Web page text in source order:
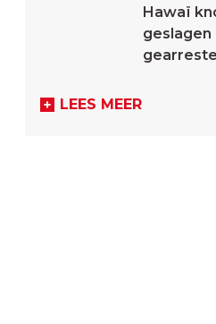
Hawaï
geslagen
LEES MEER